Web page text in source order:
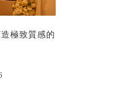
極致質感的